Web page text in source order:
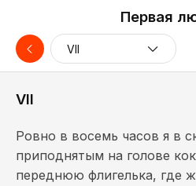
VII
Первая
VII
Ровно в восемь часов я в
приподнятым на голове
переднюю флигелька, где